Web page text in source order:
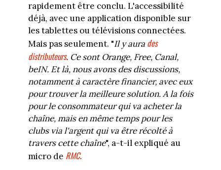
rapidement être conclu. L'accessibilité
déjà, avec une application disponible sur
les tablettes ou télévisions connectées.
Mais pas seulement. "Il y aura des
distributeurs. Ce sont Orange, Free, Canal,
beIN. Et là, nous avons des discussions,
notamment à caractère financier, avec eux
pour trouver la meilleure solution. A la fois
pour le consommateur qui va acheter la
chaîne, mais en même temps pour les
clubs via l'argent qui va être récolté à
travers cette chaîne", a-t-il expliqué au
micro de RMC.